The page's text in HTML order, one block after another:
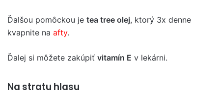
Ďalšou pomôckou je tea tree olej, ktorý 3x denne
kvapnite na afty.
Ďalej si môžete zakúpiť vitamín E v lekárni.
Na stratu hlasu